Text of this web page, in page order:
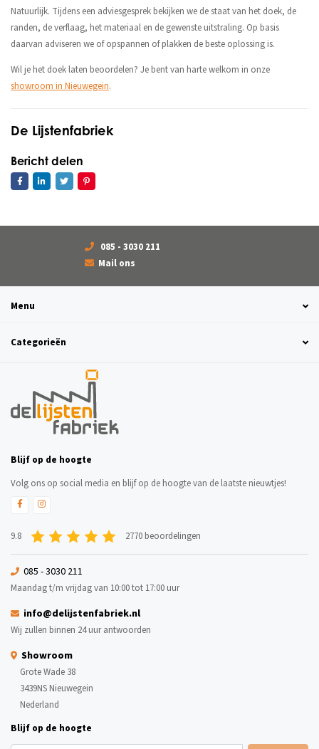
Natuurlijk. Tijdens een adviesgesprek bekijken we de staat van het doek, de
randen, de verflaag, het materiaal en de gewenste uitstraling. Op basis
daarvan adviseren we of opspannen of plakken de beste oplossing is.
Wil je het doek laten beoordelen? Je bent van harte welkom in onze
showroom in Nieuwegein.
De Lijstenfabriek
Bericht delen
085 - 3030 211
Mail ons
Menu
Categorieën
Blijf op de hoogte
Volg ons op social media en blijf op de hoogte van de laatste nieuwtjes!
9.8 2770 beoordelingen
085 - 3030 211
Maandag t/m vrijdag van 10:00 tot 17:00 uur
info@delijstenfabriek.nl
Wij zullen binnen 24 uur antwoorden
Showroom
Grote Wade 38
3439NS Nieuwegein
Nederland
Blijf op de hoogte